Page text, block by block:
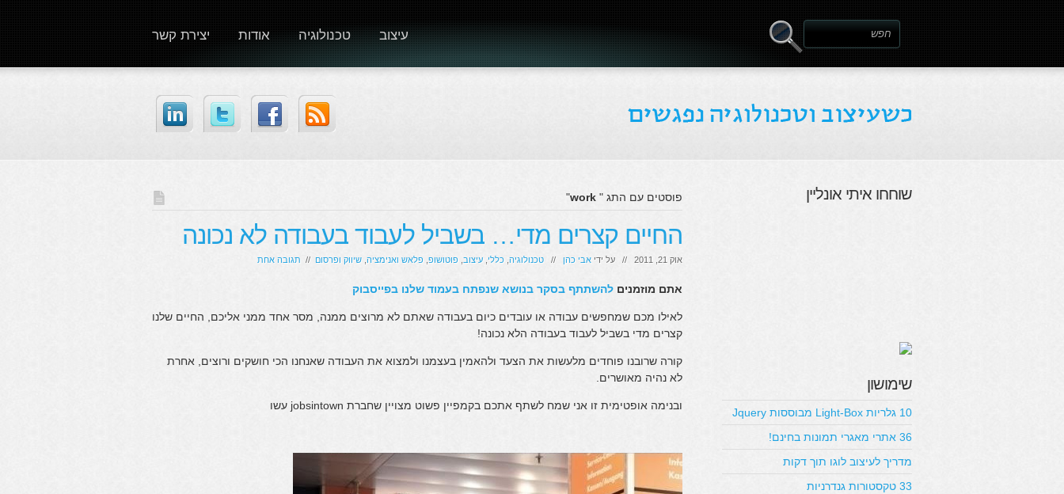
יצירת קשר אודות טכנולוגיה עיצוב
פוסטים עם התג " "
החיים קצרים מדי… בשביל לעבוד בעבודה לא נכונה
אוק 21, 2011 // על ידי אבי כהן // טכנולוגיה כללי עיצוב פוטושופ פלאש ואנימציה שיווק ופרסום // תגובה אחת
אתם מוזמנים להשתתף בסקר בנושא שנפתח בעמוד שלנו בפייסבוק
לאילו מכם שמחפשים עבודה או עובדים כיום בעבודה שאתם לא מרוצים ממנה, מסר אחד ממני אליכם, החיים שלנו
קצרים מדי בשביל לעבוד בעבודה הלא נכונה!
קורה שרובנו פוחדים מלעשות את הצעד ולהאמין בעצמנו ולמצוא את העבודה שאנחנו הכי חושקים ורוצים, אחרת
לא נהיה מאושרים.
ובנימה אופטימית זו אני שמח לשתף אתכם בקמפיין פשוט מצויין שחברת jobsintown עשו
שוחחו איתי אונליין
שימושון
10 גלריות Light-Box מבוססות Jquery
36 אתרי מאגרי תמונות בחינם!
מדריך לעיצוב לוגו תוך דקות
33 טקסטורות גנדרניות